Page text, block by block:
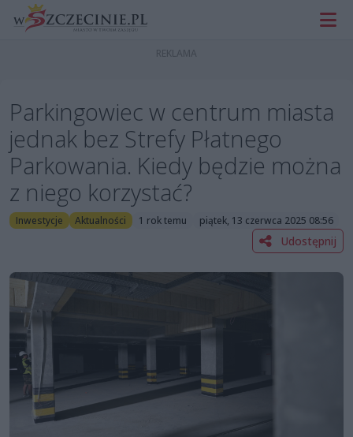
Parkingowiec w centrum miasta
jednak bez Strefy Płatnego
Parkowania. Kiedy będzie można
z niego korzystać?
Inwestycje Aktualności 1 rok temu piątek, 13 czerwca 2025 08:56
Udostępnij